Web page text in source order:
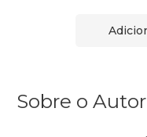
Sobre o Autor